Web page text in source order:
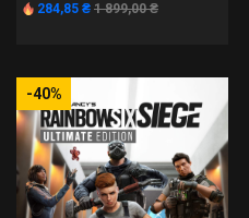
284,85 ₴ 1 899,00 ₴
-40%